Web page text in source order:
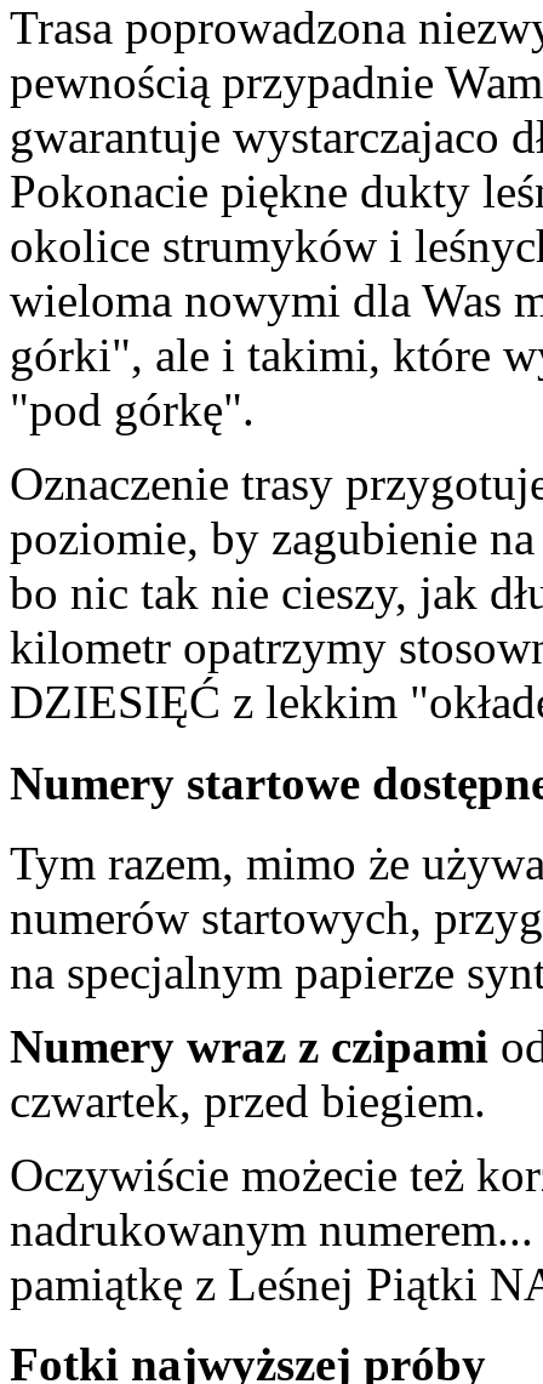
Trasa poprowadzona
pewnością przypadnie
gwarantuje wystarczajaco
Pokonacie piękne dukty
okolice strumyków i
wieloma nowymi dla Was
górki", ale i takimi, które
"pod górkę".
Oznaczenie trasy
poziomie, by zagubienie
bo nic tak nie cieszy, jak
kilometr opatrzymy
DZIESIĘĆ z lekkim
Numery startowe
Tym razem, mimo że
numerów startowych,
na specjalnym papierze
Numery wraz z czipami
czwartek, przed biegiem.
Oczywiście możecie też
nadrukowanym
pamiątkę z Leśnej Piątki
Fotki najwyższej próby